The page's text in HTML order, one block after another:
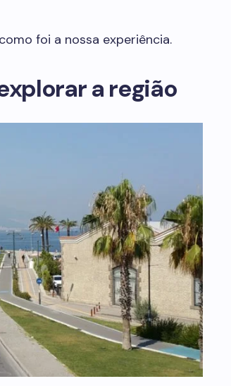
foi a nossa experiência.
a região